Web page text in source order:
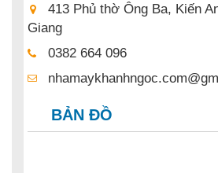
413 Phủ thờ Ông Ba, Kiến
Giang
0382 664 096
BẢN ĐỒ